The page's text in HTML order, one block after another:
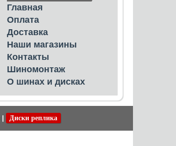
Главная
Оплата
Доставка
Наши магазины
Контакты
Шиномонтаж
О шинах и дисках
| Диски реплика